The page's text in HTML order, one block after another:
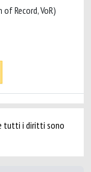
Record, VoR)
tutti i diritti sono